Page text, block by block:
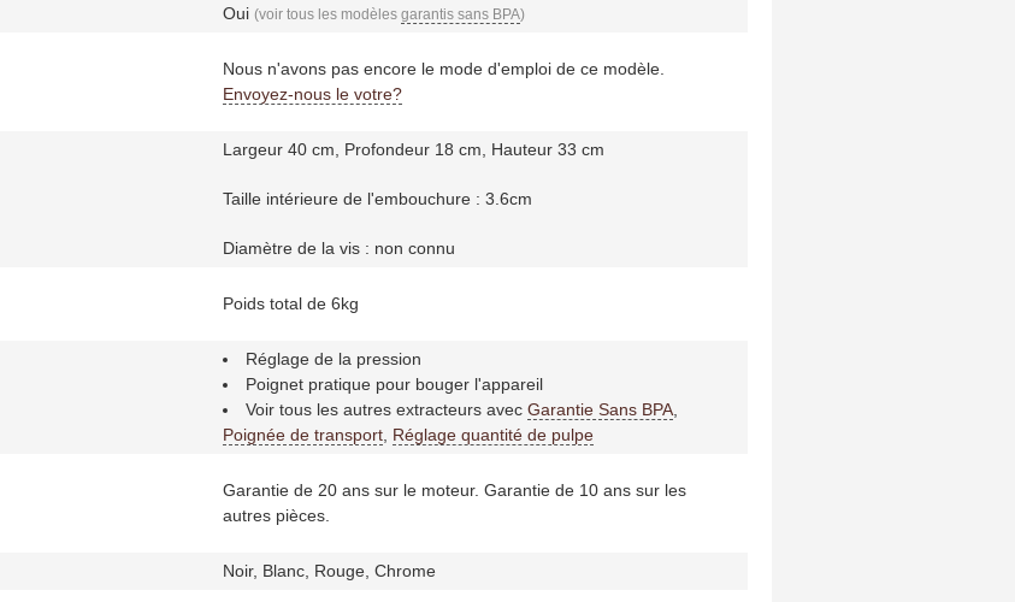
Oui (voir tous les modèles garantis sans BPA)
Nous n'avons pas encore le mode d'emploi de ce modèle.
Envoyez-nous le votre?
Largeur 40 cm, Profondeur 18 cm, Hauteur 33 cm
Taille intérieure de l'embouchure : 3.6cm
Diamètre de la vis : non connu
Poids total de 6kg
Réglage de la pression
Poignet pratique pour bouger l'appareil
Voir tous les autres extracteurs avec Garantie Sans BPA,
Poignée de transport, Réglage quantité de pulpe
Garantie de 20 ans sur le moteur. Garantie de 10 ans sur les
autres pièces.
Noir, Blanc, Rouge, Chrome